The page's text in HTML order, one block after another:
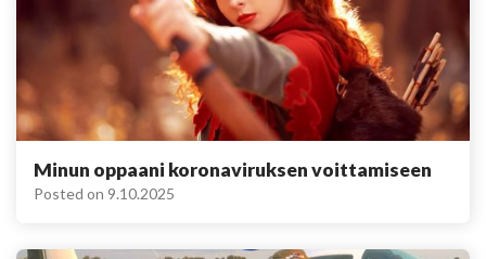
Minun oppaani koronaviruksen voittamiseen
Posted on 9.10.2025